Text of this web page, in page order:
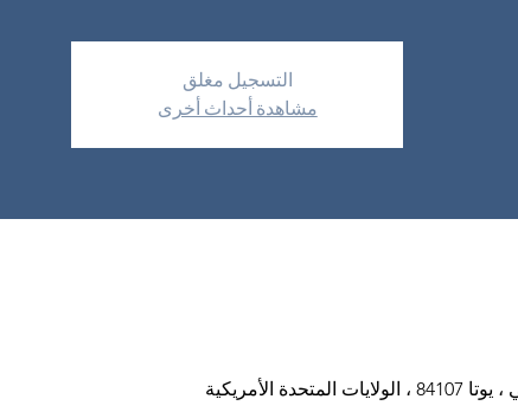
التسجيل مغلق
مشاهدة أحداث أخرى